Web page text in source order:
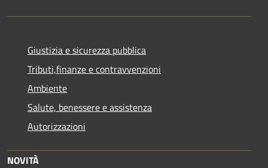
Giustizia e sicurezza pubblica
Tributi,finanze e contravvenzioni
Ambiente
Salute, benessere e assistenza
Autorizzazioni
NOVITÀ